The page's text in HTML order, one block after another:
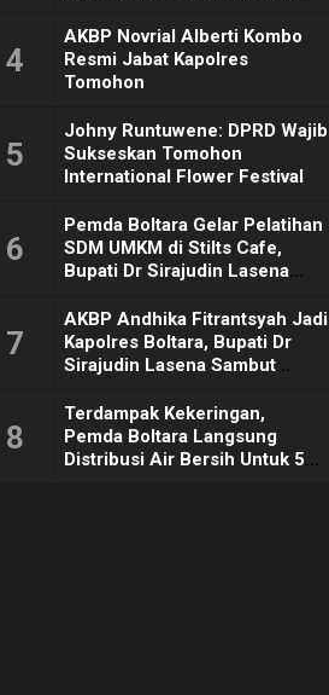
4
AKBP Novrial Alberti Kombo
Resmi Jabat Kapolres
Tomohon
5
Johny Runtuwene: DPRD Wajib
Sukseskan Tomohon
International Flower Festival
6
Pemda Boltara Gelar Pelatihan
SDM UMKM di Stilts Cafe,
Bupati Dr Sirajudin Lasena
Dorong Ekonomi Daerah
7
AKBP Andhika Fitrantsyah Jadi
Kapolres Boltara, Bupati Dr
Sirajudin Lasena Sambut
8
Terdampak Kekeringan,
Pemda Boltara Langsung
Distribusi Air Bersih Untuk 50